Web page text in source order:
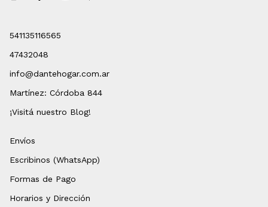
541135116565
47432048
info@dantehogar.com.ar
Martínez: Córdoba 844
¡Visitá nuestro Blog!
Envíos
Escribinos (WhatsApp)
Formas de Pago
Horarios y Dirección